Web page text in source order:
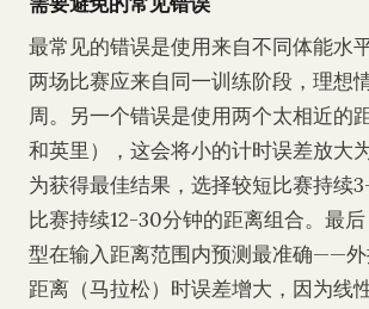
最常见的错误是使用来自不同体能水
两场比赛应来自同一训练阶段，理想
周。另一个错误是使用两个太相近的
和英里），这会将小的计时误差放大
为获得最佳结果，选择较短比赛持续
比赛持续12-30分钟的距离组合。最
型在输入距离范围内预测最准确——
距离（马拉松）时误差增大，因为线